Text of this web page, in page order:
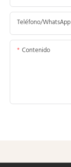
Teléfono/WhatsApp
Contenido